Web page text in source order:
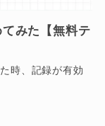
みた【無料テ
時、記録が有効